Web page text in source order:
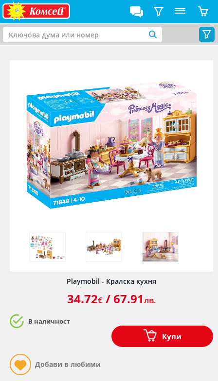
Playmobil - Кралска кухня
34.72€/ 67.91лв.
В наличност
Купи